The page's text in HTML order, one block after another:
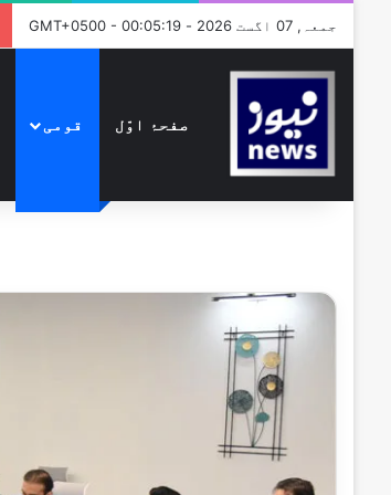
جمعہ, 07 اگست 2026 - GMT+0500 - 00:05:19
صفحۂ اوّل قومی